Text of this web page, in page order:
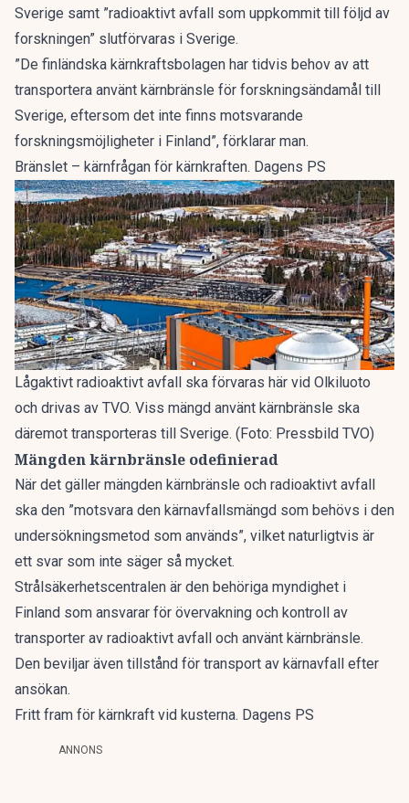
Sverige samt ”radioaktivt avfall som uppkommit till följd av
forskningen” slutförvaras i Sverige.
”De finländska kärnkraftsbolagen har tidvis behov av att
transportera använt kärnbränsle för forskningsändamål till
Sverige, eftersom det inte finns motsvarande
forskningsmöjligheter i Finland”, förklarar man.
Bränslet – kärnfrågan för kärnkraften. Dagens PS
Lågaktivt radioaktivt avfall ska förvaras här vid Olkiluoto
och drivas av TVO. Viss mängd använt kärnbränsle ska
däremot transporteras till Sverige. (Foto: Pressbild TVO)
Mängden kärnbränsle odefinierad
När det gäller mängden kärnbränsle och radioaktivt avfall
ska den ”motsvara den kärnavfallsmängd som behövs i den
undersökningsmetod som används”, vilket naturligtvis är
ett svar som inte säger så mycket.
Strålsäkerhetscentralen är den behöriga myndighet i
Finland som ansvarar för övervakning och kontroll av
transporter av radioaktivt avfall och använt kärnbränsle.
Den beviljar även tillstånd för transport av kärnavfall efter
ansökan.
Fritt fram för kärnkraft vid kusterna. Dagens PS
ANNONS